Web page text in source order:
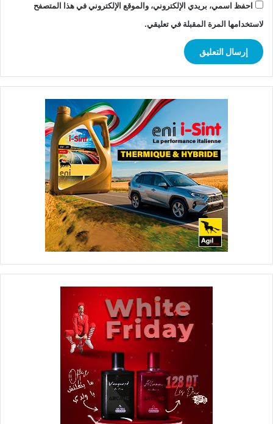
احفظ اسمي، بريدي الإلكتروني، والموقع الإلكتروني في هذا المتصفح
لاستخدامها المرة المقبلة في تعليقي.